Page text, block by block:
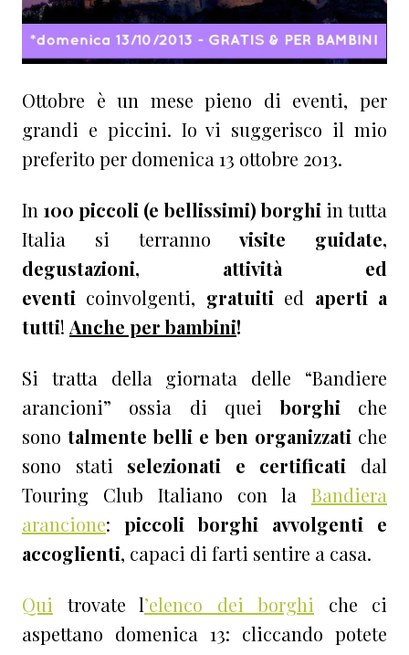
Ottobre è un mese pieno di eventi, per
grandi e piccini. Io vi suggerisco il mio
preferito per domenica 13 ottobre 2013.
In 100 piccoli (e bellissimi) borghi in tutta
Italia
si terrannovisite guidate,
degustazioni, attività ed
eventi coinvolgenti, gratuiti ed aperti a
tutti! Anche per bambini!
Si tratta della giornata delle “Bandiere
arancioni” ossia di queiborghi che
sono talmente belli e ben organizzati che
sono stati selezionati e certificati dal
Touring Club Italiano con la Bandiera
arancione: piccoli borghi avvolgenti e
accoglienti, capaci di farti sentire a casa.
Qui trovate l’elenco dei borghi che ci
aspettano domenica 13: cliccando potete